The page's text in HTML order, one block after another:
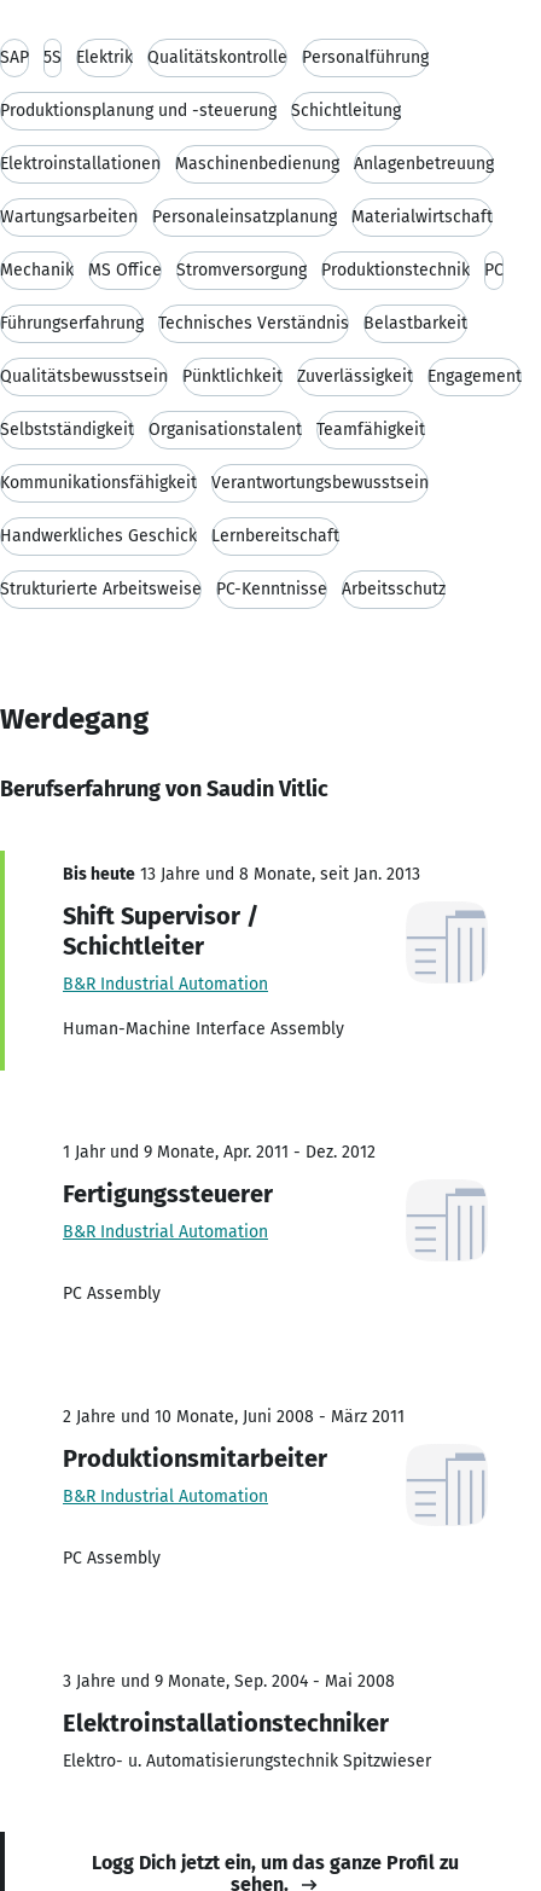
SAP 5S Elektrik Qualitätskontrolle Personalführung
Produktionsplanung und -steuerung Schichtleitung
Elektroinstallationen Maschinenbedienung Anlagenbetreuung
Wartungsarbeiten Personaleinsatzplanung Materialwirtschaft
Mechanik MS Office Stromversorgung Produktionstechnik PC
Führungserfahrung Technisches Verständnis Belastbarkeit
Qualitätsbewusstsein Pünktlichkeit Zuverlässigkeit Engagement
Selbstständigkeit Organisationstalent Teamfähigkeit
Kommunikationsfähigkeit Verantwortungsbewusstsein
Handwerkliches Geschick Lernbereitschaft
Strukturierte Arbeitsweise PC-Kenntnisse Arbeitsschutz
Werdegang
Berufserfahrung von Saudin Vitlic
Bis heute 13 Jahre und 8 Monate, seit Jan. 2013
Shift Supervisor /
Schichtleiter
B&R Industrial Automation
Human-Machine Interface Assembly
1 Jahr und 9 Monate, Apr. 2011 - Dez. 2012
Fertigungssteuerer
B&R Industrial Automation
PC Assembly
2 Jahre und 10 Monate, Juni 2008 - März 2011
Produktionsmitarbeiter
B&R Industrial Automation
PC Assembly
3 Jahre und 9 Monate, Sep. 2004 - Mai 2008
Elektroinstallationstechniker
Elektro- u. Automatisierungstechnik Spitzwieser
Logg Dich jetzt ein, um das ganze Profil zu
sehen.